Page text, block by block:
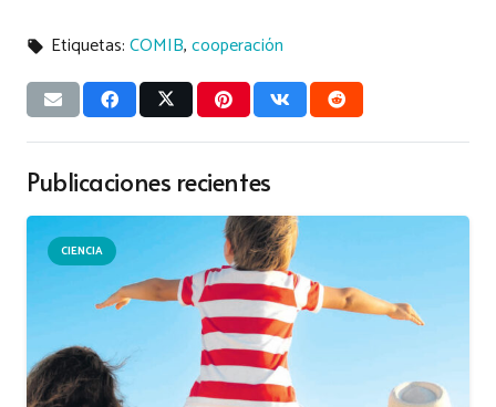
local_offer Etiquetas:COMIB,cooperación
Publicaciones recientes
CIENCIA